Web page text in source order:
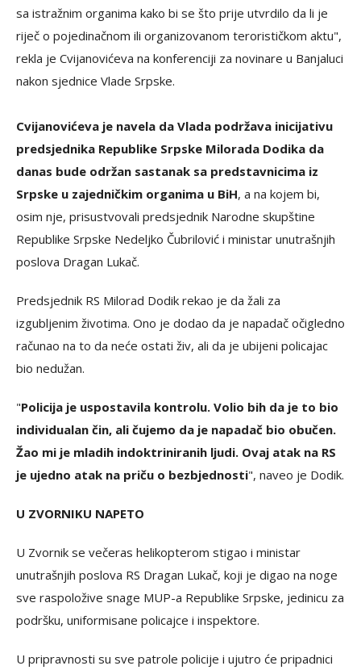
sa istražnim organima kako bi se što prije utvrdilo da li je
riječ o pojedinačnom ili organizovanom terorističkom aktu",
rekla je Cvijanovićeva na konferenciji za novinare u Banjaluci
nakon sjednice Vlade Srpske.
Cvijanovićeva je navela da Vlada podržava inicijativu
predsjednika Republike Srpske Milorada Dodika da
danas bude održan sastanak sa predstavnicima iz
Srpske u zajedničkim organima u BiH, a na kojem bi,
osim nje, prisustvovali predsjednik Narodne skupštine
Republike Srpske Nedeljko Čubrilović i ministar unutrašnjih
poslova Dragan Lukač.
Predsjednik RS Milorad Dodik rekao je da žali za
izgubljenim životima. Ono je dodao da je napadač očigledno
računao na to da neće ostati živ, ali da je ubijeni policajac
bio nedužan.
"Policija je uspostavila kontrolu. Volio bih da je to bio
individualan čin, ali čujemo da je napadač bio obučen.
Žao mi je mladih indoktriniranih ljudi. Ovaj atak na RS
je ujedno atak na priču o bezbjednosti", naveo je Dodik.
U ZVORNIKU NAPETO
U Zvornik se večeras helikopterom stigao i ministar
unutrašnjih poslova RS Dragan Lukač, koji je digao na noge
sve raspoložive snage MUP-a Republike Srpske, jedinicu za
podršku, uniformisane policajce i inspektore.
U pripravnosti su sve patrole policije i ujutro će pripadnici